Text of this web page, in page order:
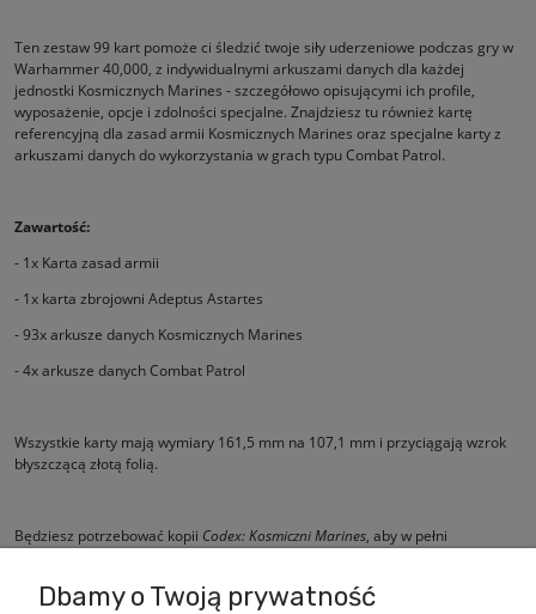
Ten zestaw 99 kart pomoże ci śledzić twoje siły uderzeniowe podczas gry w
Warhammer 40,000, z indywidualnymi arkuszami danych dla każdej
jednostki Kosmicznych Marines - szczegółowo opisującymi ich profile,
wyposażenie, opcje i zdolności specjalne. Znajdziesz tu również kartę
referencyjną dla zasad armii Kosmicznych Marines oraz specjalne karty z
arkuszami danych do wykorzystania w grach typu Combat Patrol.
Zawartość:
- 1x Karta zasad armii
- 1x karta zbrojowni Adeptus Astartes
- 93x arkusze danych Kosmicznych Marines
- 4x arkusze danych Combat Patrol
Wszystkie karty mają wymiary 161,5 mm na 107,1 mm i przyciągają wzrok
błyszczącą złotą folią.
Będziesz potrzebować kopii Codex:Kosmiczni Marines, aby w pełni
Dbamy o Twoją prywatność